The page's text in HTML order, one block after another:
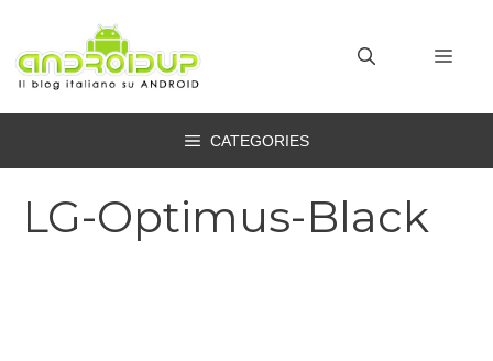
contenuto
CATEGORIES
LG-Optimus-Black